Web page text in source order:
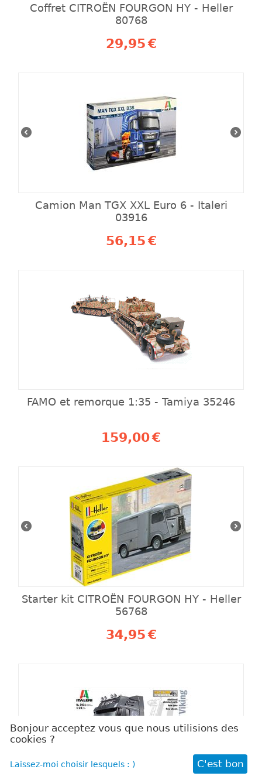
Coffret CITROËN FOURGON HY - Heller
80768
29,95€
Camion Man TGX XXL Euro 6 - Italeri
03916
56,15€
FAMO et remorque 1:35 - Tamiya 35246
159,00€
Starter kit CITROËN FOURGON HY - Heller
56768
34,95€
Bonjour acceptez vous que nous utilisions des
cookies ?
Laissez-moi choisir lesquels : ) C'est bon